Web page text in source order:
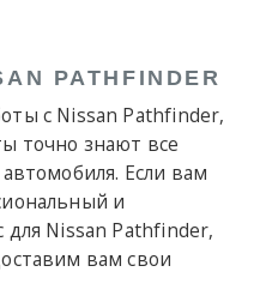
PATHFINDER
с Nissan Pathfinder,
точно знают все
Если вам
и
для Nissan Pathfinder,
вам свои